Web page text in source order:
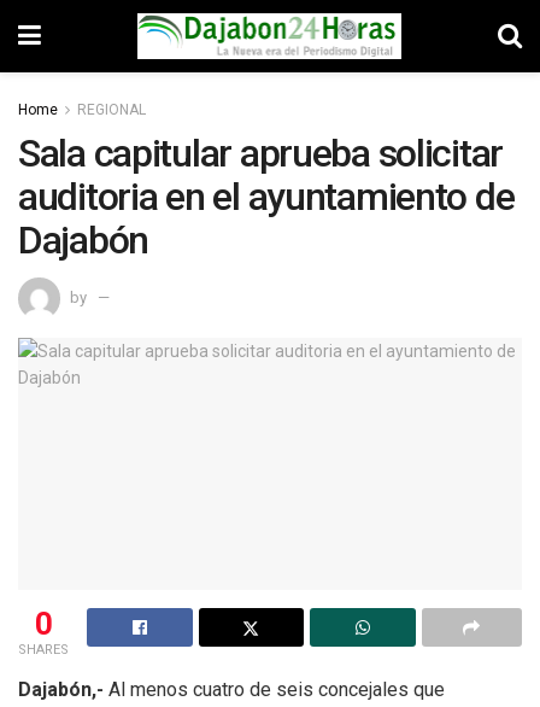
Home REGIONAL
Sala capitular aprueba solicitar
auditoria en el ayuntamiento de
Dajabón
by
0
SHARES
Dajabón,- Al menos cuatro de seis concejales que